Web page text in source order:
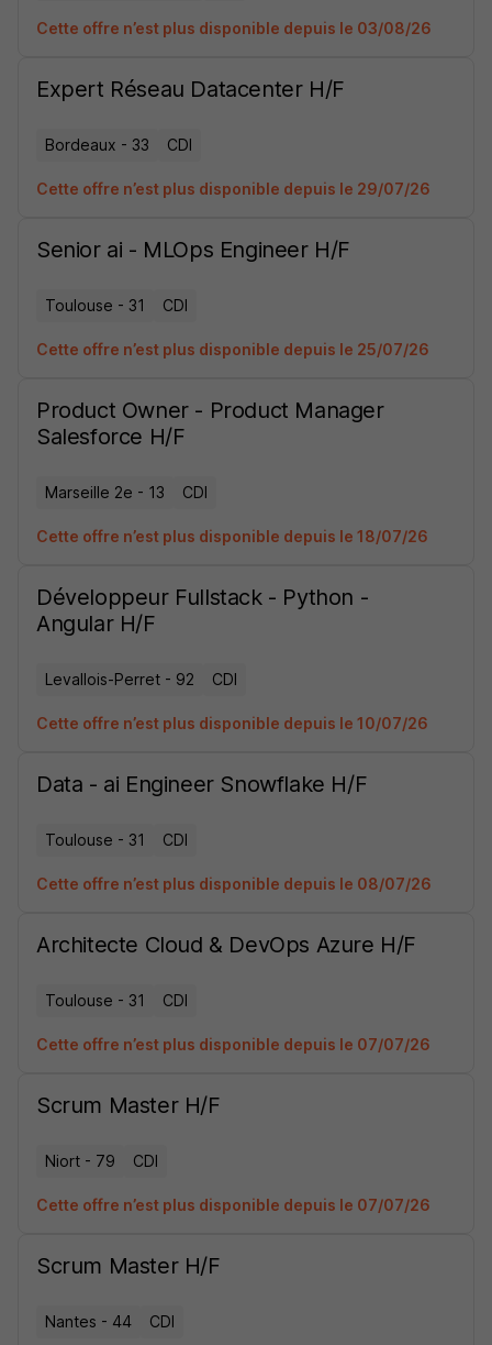
Cette offre n’est plus disponible depuis le 03/08/26
Expert Réseau Datacenter H/F
Bordeaux - 33 CDI
Cette offre n’est plus disponible depuis le 29/07/26
Senior ai - MLOps Engineer H/F
Toulouse - 31 CDI
Cette offre n’est plus disponible depuis le 25/07/26
Product Owner - Product Manager
Salesforce H/F
Marseille 2e - 13 CDI
Cette offre n’est plus disponible depuis le 18/07/26
Développeur Fullstack - Python -
Angular H/F
Levallois-Perret - 92 CDI
Cette offre n’est plus disponible depuis le 10/07/26
Data - ai Engineer Snowflake H/F
Toulouse - 31 CDI
Cette offre n’est plus disponible depuis le 08/07/26
Architecte Cloud & DevOps Azure H/F
Toulouse - 31 CDI
Cette offre n’est plus disponible depuis le 07/07/26
Scrum Master H/F
Niort - 79 CDI
Cette offre n’est plus disponible depuis le 07/07/26
Scrum Master H/F
Nantes - 44 CDI